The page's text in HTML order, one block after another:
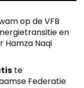
op de VFB
en
Hamza Naqi
te
Federatie